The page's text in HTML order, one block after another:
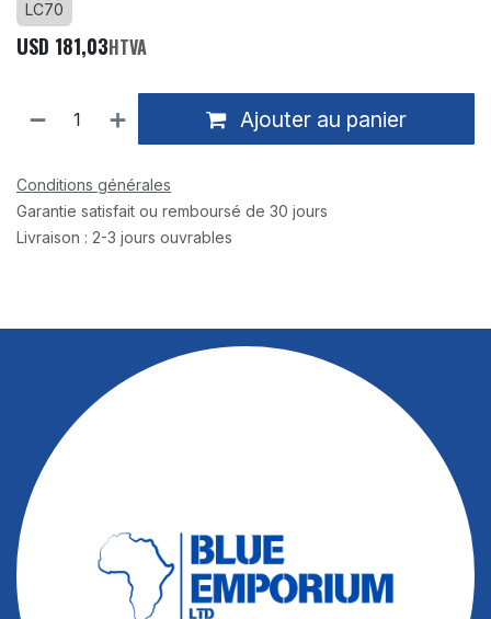
LC70
USD 181,03HTVA
Ajouter au panier
Conditions générales
Garantie satisfait ou remboursé de 30 jours
Livraison : 2-3 jours ouvrables